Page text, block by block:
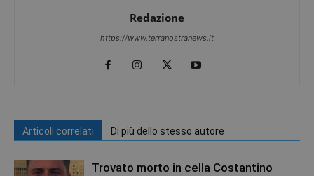
Redazione
https://www.terranostranews.it
Articoli correlati Di più dello stesso autore
Trovato morto in cella Costantino